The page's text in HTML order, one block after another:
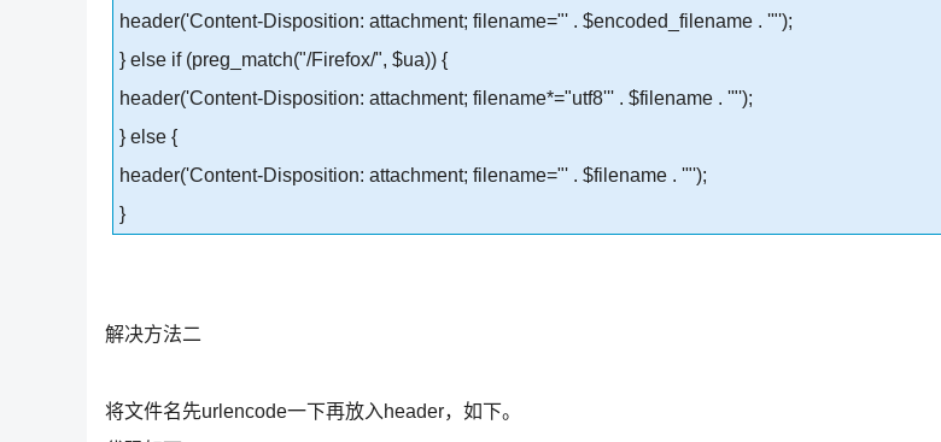
header('Content-Disposition: attachment; filename="' . $encoded_filename . '"');
} else if (preg_match("/Firefox/", $ua)) {
header('Content-Disposition: attachment; filename*="utf8''' . $filename . '"');
} else {
header('Content-Disposition: attachment; filename="' . $filename . '"');
}
解决方法二
将文件名先urlencode一下再放入header，如下。